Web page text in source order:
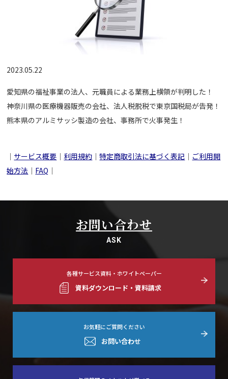
2023.05.22
愛知県の福祉事業の法人、元職員による業務上横領が判明した！
神奈川県の医療機器販売の会社、法人税脱税で東京国税局が告発！
熊本県のアルミサッシ製造の会社、事務所で火事発生！
｜ サービス概要 ｜利用規約 ｜特定商取引法に基づく表記 ｜ ご利用開
始方法 ｜ FAQ ｜
お問い合わせ
ASK
各種サービス資料・ホワイトペーパー
資料ダウンロード・資料請求
お気軽にご質問ください
お問い合わせ